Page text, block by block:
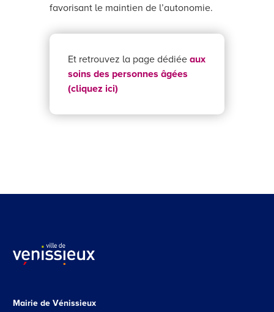
favorisant le maintien de l’autonomie.
Et retrouvez la page dédiée aux
soins des personnes âgées
(cliquez ici)
Mairie de Vénissieux